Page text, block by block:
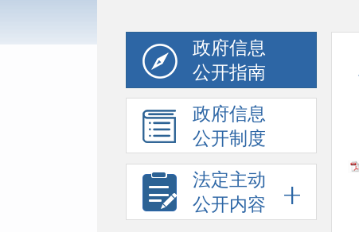
政府信息
公开指南
政府信息
公开制度
法定主动
公开内容